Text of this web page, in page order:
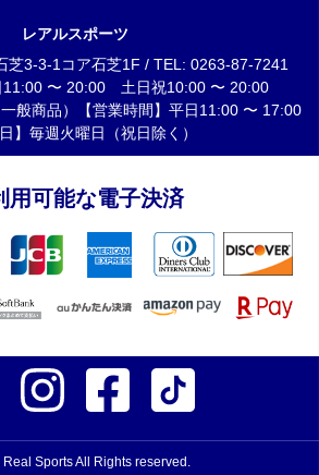
レアルスポーツ
芝3-3-1コア石芝1F / TEL: 0263-87-7241
11:00 〜 20:00 土日祝10:00 〜 20:00
般商品）【営業時間】平日11:00 〜 17:00
日】毎週火曜日（祝日除く）
用可能な電子決済
Sports All Rights reserved.